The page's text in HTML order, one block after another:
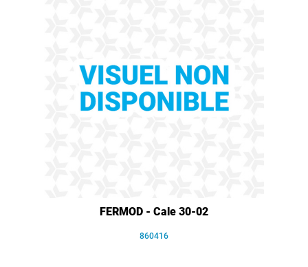
FERMOD - Cale 30-02
860416